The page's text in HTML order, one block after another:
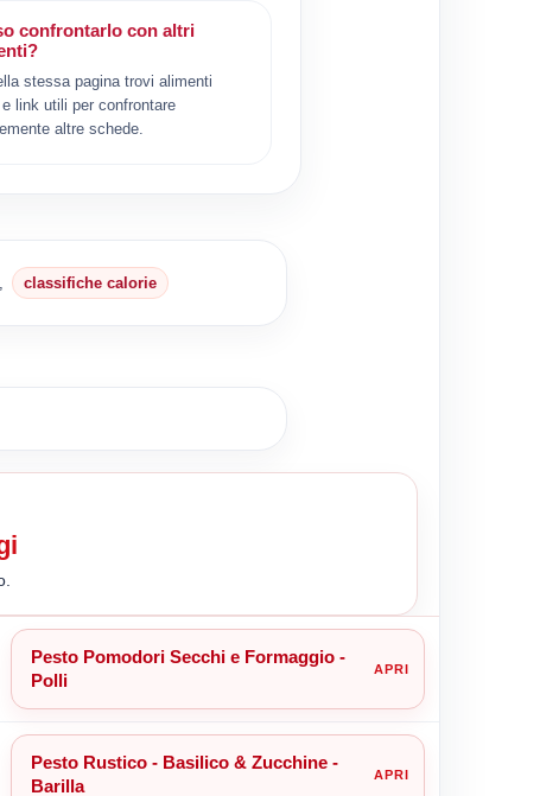
confrontarlo con altri
stessa pagina trovi alimenti
link utili per confrontare
altre schede.
classifiche calorie
Pesto Pomodori Secchi e Formaggio -
Polli
Pesto Rustico - Basilico & Zucchine -
Barilla